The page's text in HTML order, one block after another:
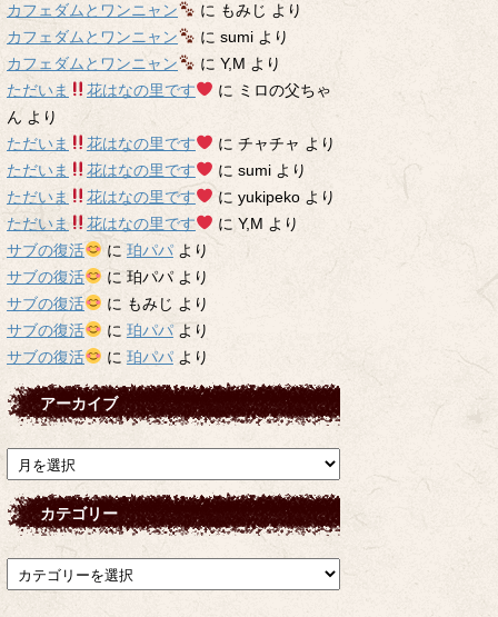
カフェダムとワンニャン
に もみじ より
カフェダムとワンニャン
に sumiより
カフェダムとワンニャン
に Y,M より
ただいま
花はなの里です に ミロの父ちゃ
ん より
ただいま
花はなの里です に チャチャ より
ただいま
花はなの里です に sumiより
ただいま
花はなの里です に yukipekoより
ただいま
花はなの里です に Y,M より
サブの復活
に 珀パパより
サブの復活
に 珀パパより
サブの復活
に もみじ より
サブの復活
に 珀パパより
サブの復活
に 珀パパより
アーカイブ
ア
ー
カ
イ
カテゴリー
テ